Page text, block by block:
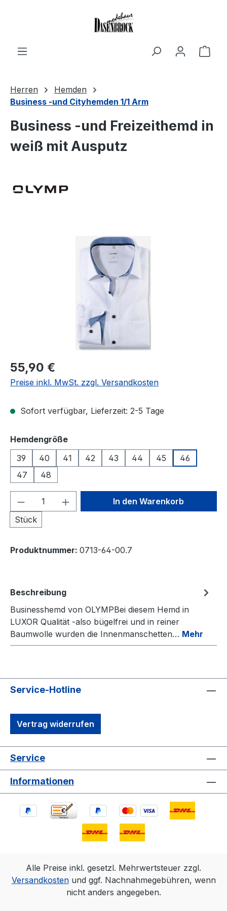
Herren
Hemden
Business -und Cityhemden 1/1 Arm
Business -und Freizeithemd in
weiß mit Ausputz
Bildergalerie überspringen
Regulärer Preis:
55,90 €
Preise inkl. MwSt. zzgl. Versandkosten
Sofort verfügbar, Lieferzeit: 2-5 Tage
Hemdengrößeauswählen
39
40 41 42 43 44 45
46
47
48
Produkt Anzahl: Gib den
Stück
In den Warenkorb
Produktnummer: 0713-64-00.7
Beschreibung
Businesshemd von OLYMPBei diesem Hemd in
LUXOR Qualität -also bügelfrei und in reiner
Baumwolle wurden die Innenmanschetten… Mehr
Service-Hotline
Vertrag widerrufen
Service
Informationen
Alle Preise inkl. gesetzl. Mehrwertsteuer zzgl.
Versandkostenund ggf. Nachnahmegebühren, wenn
nicht anders angegeben.